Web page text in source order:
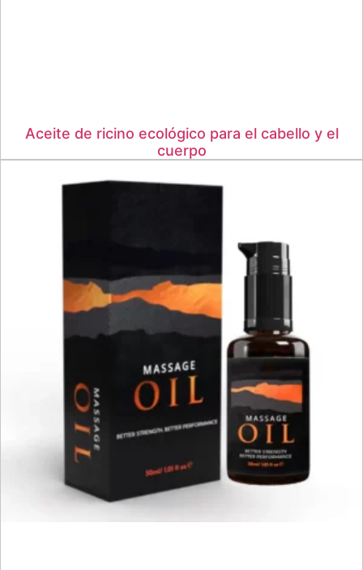
Aceite de ricino ecológico para el cabello y el
cuerpo